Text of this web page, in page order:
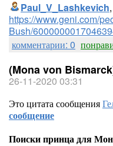
Paul_V_Lashkevich,
https://www.geni.com/
Bush/
комментарии: 0
(Mona von
26-11-2020 03:31
Это цитата сообщения
сообщение
Поиски принца для